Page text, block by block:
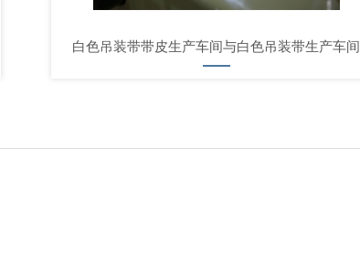
白色吊装带带皮生产车间与白色吊装带生产车间